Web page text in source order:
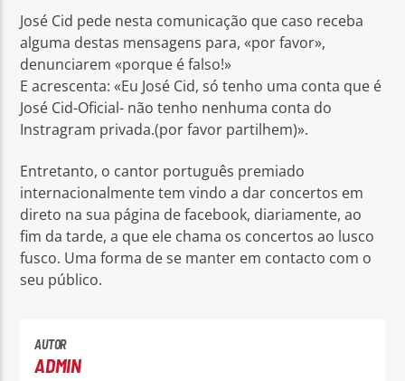
José Cid pede nesta comunicação que caso receba
alguma destas mensagens para, «por favor»,
denunciarem «porque é falso!»
E acrescenta: «Eu José Cid, só tenho uma conta que é
José Cid-Oficial- não tenho nenhuma conta do
Instragram privada.(por favor partilhem)».
Entretanto, o cantor português premiado
internacionalmente tem vindo a dar concertos em
direto na sua página de facebook, diariamente, ao
fim da tarde, a que ele chama os concertos ao lusco
fusco. Uma forma de se manter em contacto com o
seu público.
AUTOR
ADMIN